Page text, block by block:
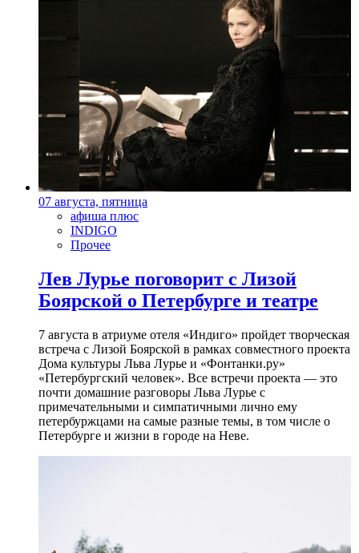
07 августа, пятница
афиша плюс
INDIGO
Прочее
Лев Лурье поговорит с Лизой
Боярской о Петербурге и театре
7 августа в атриуме отеля «Индиго» пройдет творческая
встреча с Лизой Боярской в рамках совместного проекта
Дома культуры Льва Лурье и «Фонтанки.ру»
«Петербургский человек». Все встречи проекта — это
почти домашние разговоры Льва Лурье с
примечательными и симпатичными лично ему
петербуржцами на самые разные темы, в том числе о
Петербурге и жизни в городе на Неве.